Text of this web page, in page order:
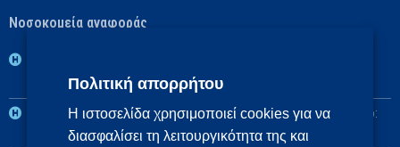
Νοσοκομεία αναφοράς
Αναπληρωματικό: ΓΝ Αθηνών «Ο Ευαγγελισμός»
2η ΥΠΕ: Βασικό: Πανεπιστημιακό ΓΝ «Αττικόν», Αναπληρωματικό:
ΓΝ Ελευσίνας «Θριάσιο»
Πολιτική απορρήτου
Η ιστοσελίδα χρησιμοποιεί cookies για να
διασφαλίσει τη λειτουργικότητα της και